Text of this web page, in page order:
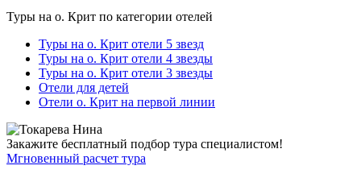
Туры на о. Крит по категории отелей
Туры на о. Крит отели 5 звезд
Туры на о. Крит отели 4 звезды
Туры на о. Крит отели 3 звезды
Отели для детей
Отели о. Крит на первой линии
Закажите бесплатный подбор тура специалистом!
Мгновенный расчет тура